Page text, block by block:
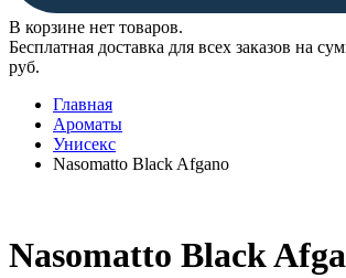
В корзине нет товаров.
Бесплатная доставка для всех заказов на
руб.
Главная
Ароматы
Унисекс
Nasomatto Black Afgano
Nasomatto Black